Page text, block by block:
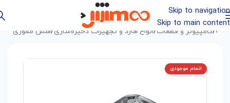
Skip to navigation
Skip to main content
خانه /کامپیوتر و قطعات/انواع هارد و تجهیزات ذخیره‌سازی/فلش مموری
اتمام موجودی